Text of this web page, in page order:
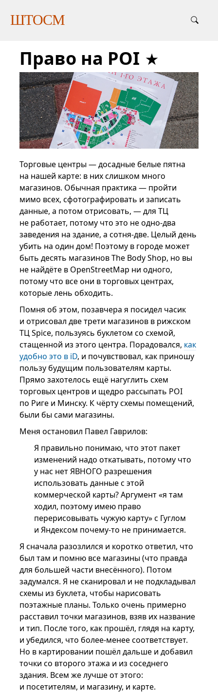
ШТОСМ
Право на POI
Торговые центры — досадные белые пятна
на нашей карте: в них слишком много
магазинов. Обычная практика — пройти
мимо всех, сфотографировать и записать
данные, а потом отрисовать, — для ТЦ
не работает, потому что это не одно-два
заведения на здание, а сотня-две. Целый день
убить на один дом! Поэтому в городе может
быть десять магазинов The Body Shop, но вы
не найдёте в OpenStreetMap ни одного,
потому что все они в торговых центрах,
которые лень обходить.
Помня об этом, позавчера я посидел часик
и отрисовал две трети магазинов в рижском
ТЦ Spice, пользуясь буклетом со схемой,
стащенной из этого центра. Порадовался, как
удобно это в iD, и почувствовал, как приношу
пользу будущим пользователям карты.
Прямо захотелось ещё нагуглить схем
торговых центров и щедро рассыпать POI
по Риге и Минску. К чёрту схемы помещений,
были бы сами магазины.
Меня остановил Павел Гаврилов:
Я правильно понимаю, что этот пакет
изменений надо откатывать, потому что
у нас нет ЯВНОГО разрешения
использовать данные с этой
коммерческой карты? Аргумент «я там
ходил, поэтому имею право
перерисовывать чужую карту» с Гуглом
и Яндексом почему-то не принимается.
Я сначала разозлился и коротко ответил, что
был там и помню все магазины (что правда
для большей части внесённого). Потом
задумался. Я не сканировал и не подкладывал
схемы из буклета, чтобы нарисовать
поэтажные планы. Только очень примерно
расставил точки магазинов, взяв их название
и тип. После того, как прошёл, глядя на карту,
и убедился, что более-менее соответствует.
Но в картировании пошёл дальше и добавил
точки со второго этажа и из соседнего
здания. Всем же лучше от этого:
и посетителям, и магазину, и карте.